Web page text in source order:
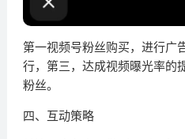
第一视频号粉丝购买，进行广
行，第三，达成视频曝光率的
粉丝。
四、互动策略